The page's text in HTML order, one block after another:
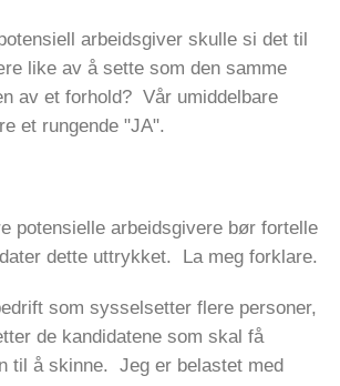
arbeidsgiver skulle si det til
like av å sette som den samme
av et forhold? Vår umiddelbare
et rungende "JA".
potensielle arbeidsgivere bør fortelle
dette uttrykket. La meg forklare.
som sysselsetter flere personer,
de kandidatene som skal få
til å skinne. Jeg er belastet med